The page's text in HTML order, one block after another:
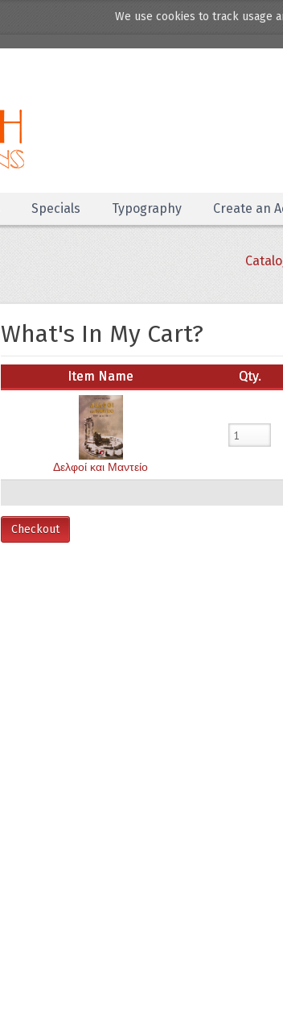
We use cookies to track usage
Specials Typography Create an
What's In My Cart?
Item Name Qty.
Δελφοί και Μαντείο
Checkout